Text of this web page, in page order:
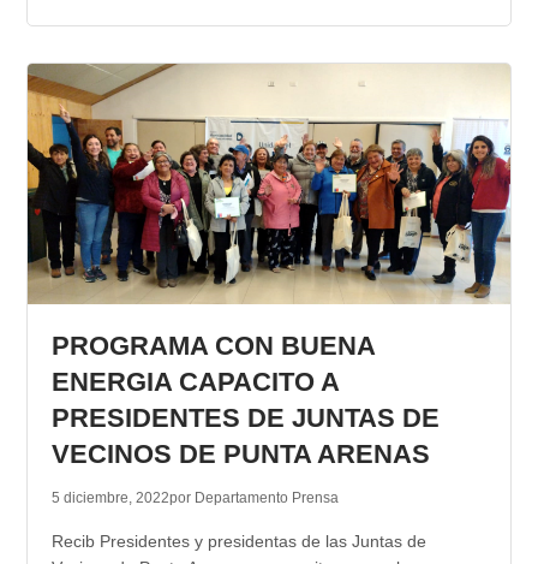
PROGRAMA CON BUENA
ENERGIA CAPACITO A
PRESIDENTES DE JUNTAS DE
VECINOS DE PUNTA ARENAS
5 diciembre, 2022por Departamento Prensa
Recib Presidentes y presidentas de las Juntas de